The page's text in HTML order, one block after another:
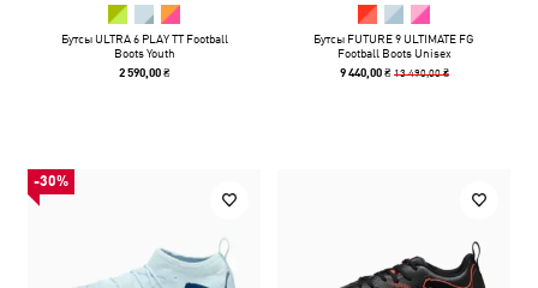
Бутсы ULTRA 6 PLAY TT Football
Boots Youth
2 590,00 ₴
Бутсы FUTURE 9 ULTIMATE FG
Football Boots Unisex
9 440,00 ₴ 13 490,00 ₴
-30%